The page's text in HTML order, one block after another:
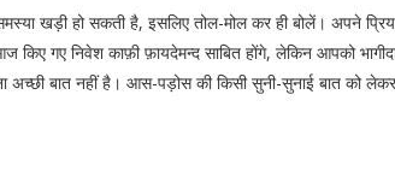
खड़ी हो सकती है, इसलिए तोल-मोल कर ही बोलें। अपने
गए निवेश काफ़ी फ़ायदेमन्द साबित होंगे, लेकिन आपको
बात नहीं है। आस-पड़ोस की किसी सुनी-सुनाई बात को